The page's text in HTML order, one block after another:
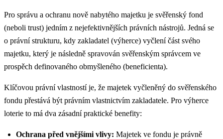
Pro správu a ochranu nově nabytého majetku je svěřenský fond
(neboli trust) jedním z nejefektivnějších právních nástrojů. Jedná se
o právní strukturu, kdy zakladatel (výherce) vyčlení část svého
majetku, který je následně spravován svěřenským správcem ve
prospěch definovaného obmyšleného (beneficienta).
Klíčovou právní vlastností je, že majetek vyčleněný do svěřenského
fondu přestává být právním vlastnictvím zakladatele. Pro výherce
loterie to má dva zásadní praktické benefity:
Ochrana před vnějšími vlivy: Majetek ve fondu je právně